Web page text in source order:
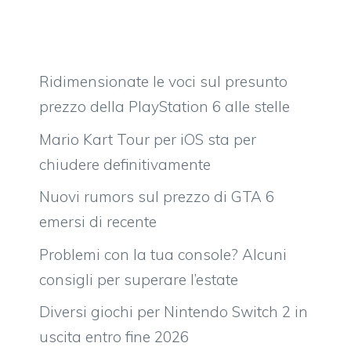
Ridimensionate le voci sul presunto
prezzo della PlayStation 6 alle stelle
Mario Kart Tour per iOS sta per
chiudere definitivamente
Nuovi rumors sul prezzo di GTA 6
emersi di recente
Problemi con la tua console? Alcuni
consigli per superare l’estate
Diversi giochi per Nintendo Switch 2 in
uscita entro fine 2026